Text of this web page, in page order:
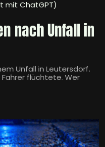
mit ChatGPT)
nach Unfall in
Unfall in Leutersdorf.
flüchtete. Wer